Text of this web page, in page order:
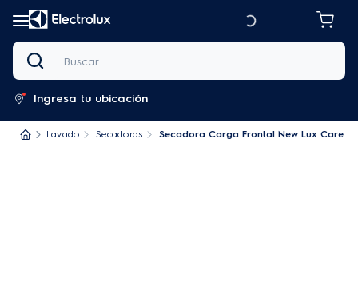
Buscar
Ingresa tu ubicación
Lavado Secadoras Secadora Carga Frontal New Lux Care